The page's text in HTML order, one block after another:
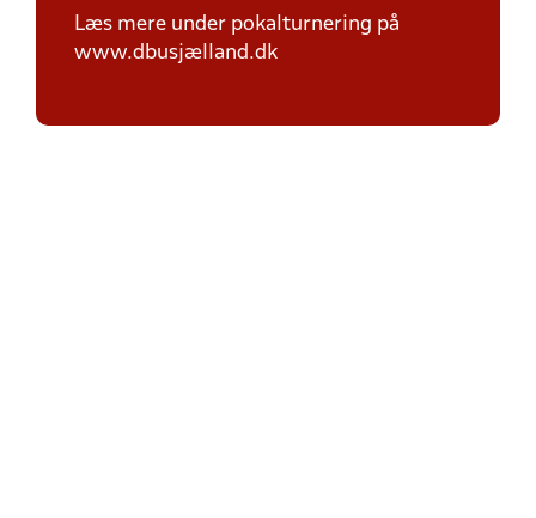
Læs mere under pokalturnering på
www.dbusjælland.dk